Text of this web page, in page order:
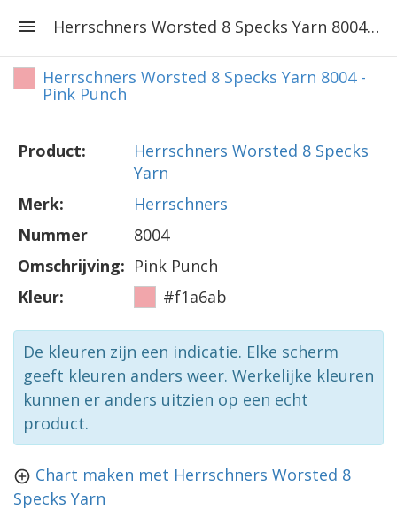
Herrschners Worsted 8 Specks Yarn 8004 - Pink Punch
Herrschners Worsted 8 Specks Yarn 8004 -
Pink Punch
Product:
Herrschners Worsted 8 Specks
Yarn
Merk:
Herrschners
Nummer
8004
Omschrijving: Pink Punch
Kleur:
#f1a6ab
De kleuren zijn een indicatie. Elke scherm
geeft kleuren anders weer. Werkelijke kleuren
kunnen er anders uitzien op een echt
product.
Chart maken met Herrschners Worsted 8
Specks Yarn